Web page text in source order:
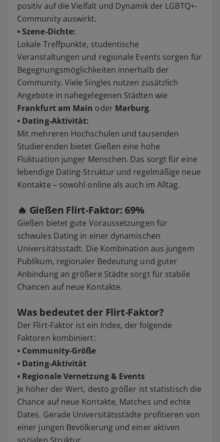
positiv auf die Vielfalt und Dynamik der LGBTQ+-
Community auswirkt.
• Szene-Dichte:
Lokale Treffpunkte, studentische
Veranstaltungen und regionale Events sorgen für
Begegnungsmöglichkeiten innerhalb der
Community. Viele Singles nutzen zusätzlich
Angebote in nahegelegenen Städten wie
Frankfurt am Main oder Marburg.
• Dating-Aktivität:
Mit mehreren Hochschulen und tausenden
Studierenden bietet Gießen eine hohe
Fluktuation junger Menschen. Das sorgt für eine
lebendige Dating-Struktur und regelmäßige neue
Kontakte – sowohl online als auch im Alltag.
🔥 Gießen Flirt-Faktor:69%
Gießen bietet gute Voraussetzungen für
schwules Dating in einer dynamischen
Universitätsstadt. Die Kombination aus jungem
Publikum, regionaler Bedeutung und guter
Anbindung an größere Städte sorgt für stabile
Chancen auf neue Kontakte.
Was bedeutet der Flirt-Faktor?
Der Flirt-Faktor ist ein Index, der folgende
Faktoren kombiniert:
• Community-Größe
• Dating-Aktivität
• Regionale Vernetzung & Events
Je höher der Wert, desto größer ist statistisch die
Chance auf neue Kontakte, Matches und echte
Dates. Gerade Universitätsstädte profitieren von
einer jungen Bevölkerung und einer aktiven